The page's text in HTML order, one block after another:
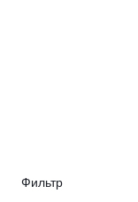
Фильтр